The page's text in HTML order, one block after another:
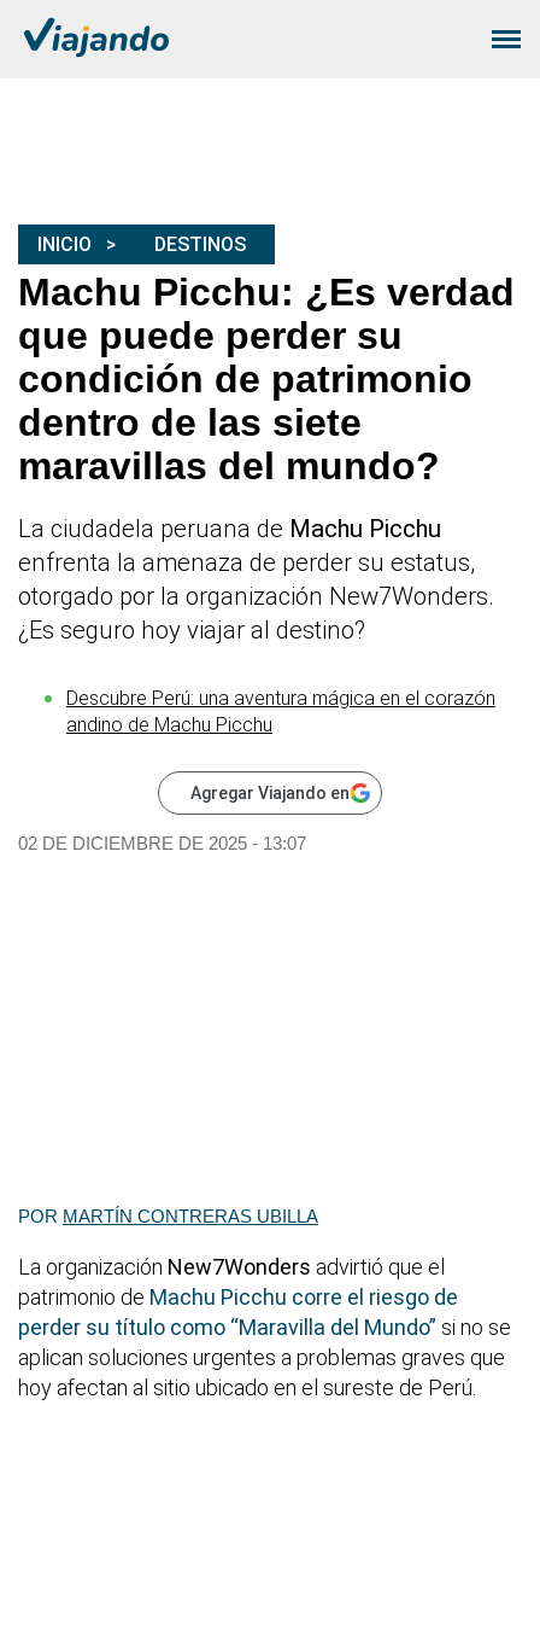
INICIO DESTINOS
Machu Picchu: ¿Es verdad
que puede perder su
condición de patrimonio
dentro de las siete
maravillas del mundo?
La ciudadela peruana de Machu Picchu
enfrenta la amenaza de perder su estatus,
otorgado por la organización New7Wonders.
¿Es seguro hoy viajar al destino?
Descubre Perú: una aventura mágica en el corazón
andino de Machu Picchu
Agregar Viajando en
02 DE DICIEMBRE DE 2025 - 13:07
POR MARTÍN CONTRERAS UBILLA
La organización New7Wonders advirtió que el
patrimonio de Machu Picchu corre el riesgo de
perder su título como “Maravilla del Mundo” si no se
aplican soluciones urgentes a problemas graves que
hoy afectan al sitio ubicado en el sureste de Perú.